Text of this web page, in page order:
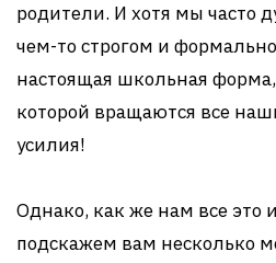
родители. И хотя мы часто
чем-то строгом и
настоящая школьная форма,
которой вращаются все
усилия!
Однако, как же нам все это
подскажем вам несколько